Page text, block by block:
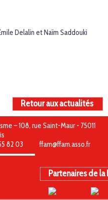
Delalin et Naïm Saddouki
Retour aux actualités
– 108, rue Saint-Maur - 75011
55 82 03 ffam@ffam.asso.fr
Partenaires de la